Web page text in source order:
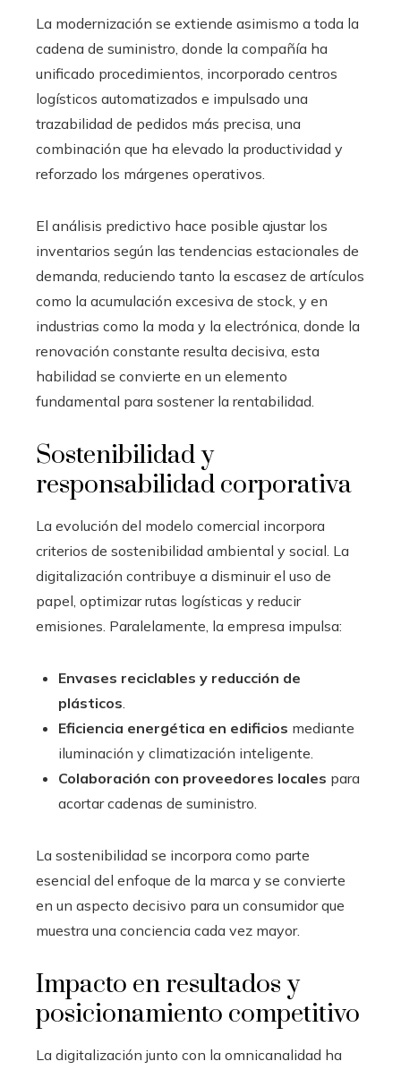
La modernización se extiende asimismo a toda la
cadena de suministro, donde la compañía ha
unificado procedimientos, incorporado centros
logísticos automatizados e impulsado una
trazabilidad de pedidos más precisa, una
combinación que ha elevado la productividad y
reforzado los márgenes operativos.
El análisis predictivo hace posible ajustar los
inventarios según las tendencias estacionales de
demanda, reduciendo tanto la escasez de artículos
como la acumulación excesiva de stock, y en
industrias como la moda y la electrónica, donde la
renovación constante resulta decisiva, esta
habilidad se convierte en un elemento
fundamental para sostener la rentabilidad.
Sostenibilidad y
responsabilidad corporativa
La evolución del modelo comercial incorpora
criterios de sostenibilidad ambiental y social. La
digitalización contribuye a disminuir el uso de
papel, optimizar rutas logísticas y reducir
emisiones. Paralelamente, la empresa impulsa:
Envases reciclables y reducción de
plásticos.
Eficiencia energética en edificios mediante
iluminación y climatización inteligente.
Colaboración con proveedores locales para
acortar cadenas de suministro.
La sostenibilidad se incorpora como parte
esencial del enfoque de la marca y se convierte
en un aspecto decisivo para un consumidor que
muestra una conciencia cada vez mayor.
Impacto en resultados y
posicionamiento competitivo
La digitalización junto con la omnicanalidad ha